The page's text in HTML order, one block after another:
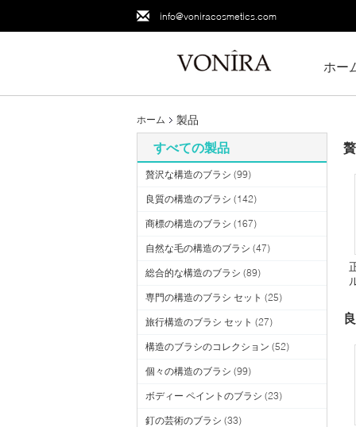
info@voniracosmetics.com
ホー
ホーム 製品
すべての製品
贅沢な構造のブラシ (99)
良質の構造のブラシ (142)
商標の構造のブラシ (167)
自然な毛の構造のブラシ (47)
総合的な構造のブラシ (89)
専門の構造のブラシ セット (25)
旅行構造のブラシ セット (27)
構造のブラシのコレクション (52)
個々の構造のブラシ (99)
ボディー ペイントのブラシ (23)
釘の芸術のブラシ (33)